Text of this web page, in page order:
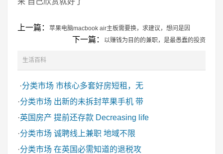
上一篇： 苹果电脑macbook air主板需要换，求建议，想问是因
下一篇： 以赚钱为目的的兼职，是最愚蠢的投资
生活百科
·分类市场 市核心多套好房短租，无
·分类市场 出新的未拆封苹果手机 带
·英国房产 提前还存款 Decreasing life
·分类市场 诚聘线上兼职 地域不限
·分类市场 在英国必需知道的退税攻